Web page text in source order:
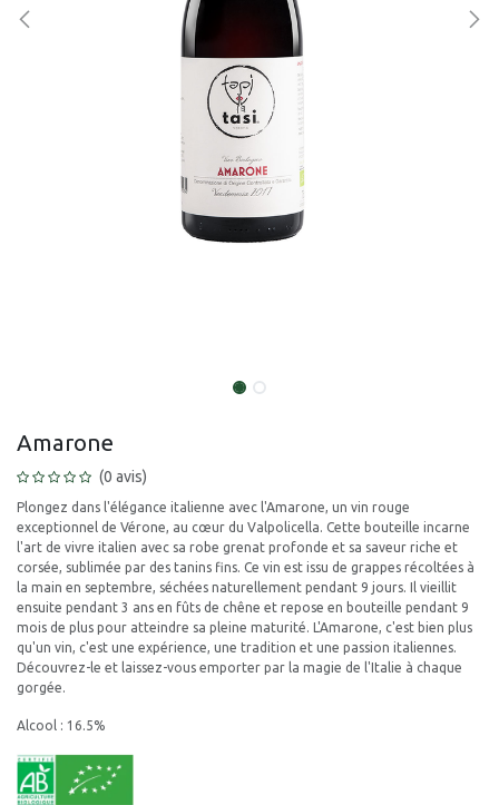
Amarone
(0 avis)
Plongez dans l'élégance italienne avec l'Amarone, un vin rouge
exceptionnel de Vérone, au cœur du Valpolicella. Cette bouteille incarne
l'art de vivre italien avec sa robe grenat profonde et sa saveur riche et
corsée, sublimée par des tanins fins. Ce vin est issu de grappes récoltées à
la main en septembre, séchées naturellement pendant 9 jours. Il vieillit
ensuite pendant 3 ans en fûts de chêne et repose en bouteille pendant 9
mois de plus pour atteindre sa pleine maturité. L'Amarone, c'est bien plus
qu'un vin, c'est une expérience, une tradition et une passion italiennes.
Découvrez-le et laissez-vous emporter par la magie de l'Italie à chaque
gorgée.
Alcool : 16.5%